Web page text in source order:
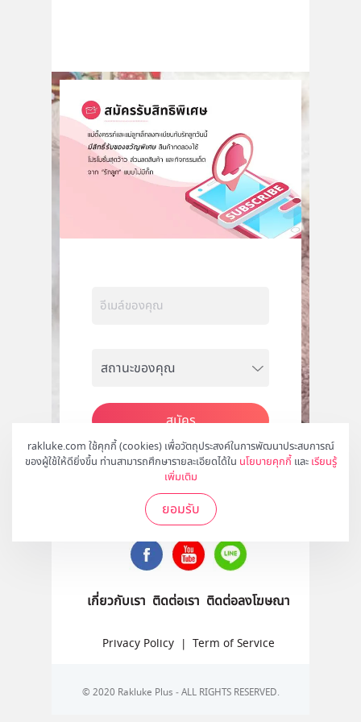
rakluke.com ใช้คุกกี้ (cookies) เพื่อวัตถุประสงค์ในการพัฒนาประสบการณ์
ของผู้ใช้ให้ดียิ่งขึ้น ท่านสามารถศึกษารายละเอียดได้ใน นโยบายคุกกี้ และ เรียนรู้
เพิ่มเติม
ยอมรับ
สมัคร
ติดตามเราได้ที่
เกี่ยวกับเรา ติดต่อเรา ติดต่อลงโฆษณา
Privacy Policy | Term of Service
© 2020 Rakluke Plus - ALL RIGHTS RESERVED.